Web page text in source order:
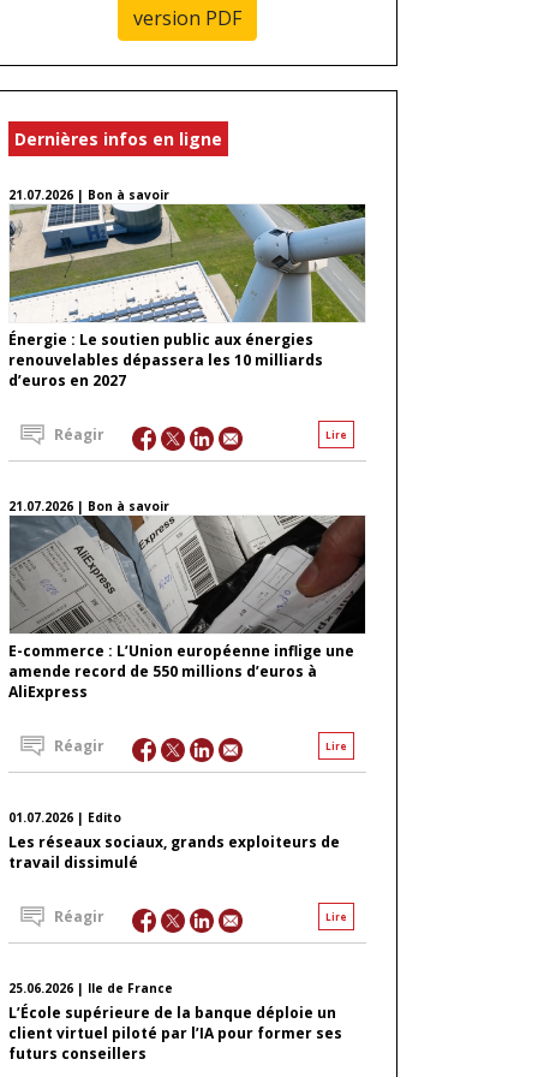
version PDF
Dernières infos en ligne
21.07.2026 | Bon à savoir
Énergie : Le soutien public aux énergies
renouvelables dépassera les 10 milliards
d’euros en 2027
Lire
Réagir
21.07.2026 | Bon à savoir
E-commerce : L’Union européenne inflige une
amende record de 550 millions d’euros à
AliExpress
Lire
Réagir
01.07.2026 | Edito
Les réseaux sociaux, grands exploiteurs de
travail dissimulé
Lire
Réagir
25.06.2026 | Ile de France
L’École supérieure de la banque déploie un
client virtuel piloté par l’IA pour former ses
futurs conseillers